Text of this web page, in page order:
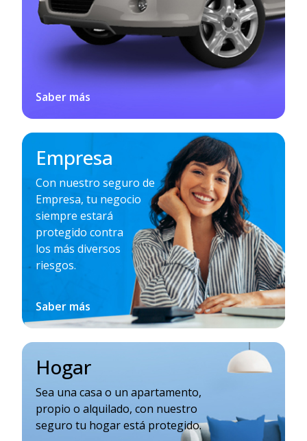
Saber más
Empresa
Con nuestro seguro de
Empresa, tu negocio
siempre estará
protegido contra
los más diversos
riesgos.
Saber más
Hogar
Sea una casa o un apartamento,
propio o alquilado, con nuestro
seguro tu hogar está protegido.